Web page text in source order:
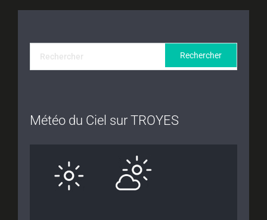
Météo du Ciel sur TROYES